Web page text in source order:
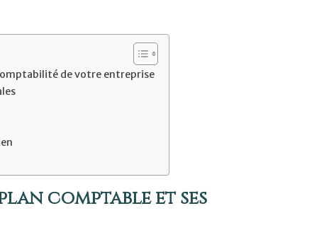
de votre entreprise
comptable et ses